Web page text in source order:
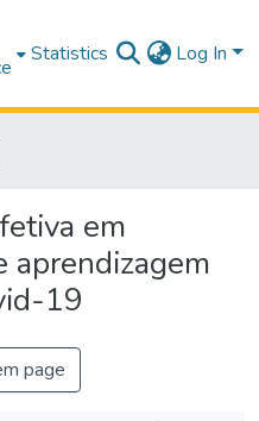
Statistics Log In
em
aprendizagem
19
page